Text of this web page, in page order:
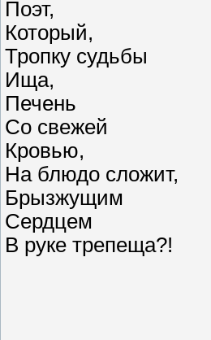
Поэт,
Который,
Тропку судьбы
Ища,
Печень
Со свежей
Кровью,
На блюдо сложит,
Брызжущим
Сердцем
В руке трепеща?!